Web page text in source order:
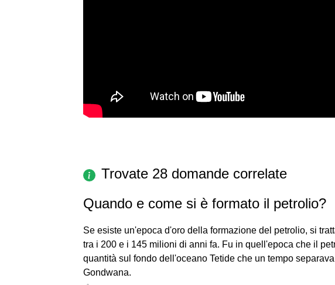
Trovate 28 domande correlate
Quando e come si è formato il petrolio?
Se esiste un'epoca d'oro della formazione del petrolio, si
tra i 200 e i 145 milioni di anni fa. Fu in quell'epoca che il
quantità sul fondo dell'oceano Tetide che un tempo
Gondwana.